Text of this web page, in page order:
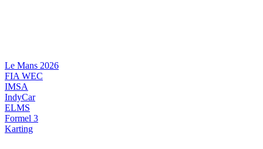
Le Mans 2026
FIA WEC
IMSA
IndyCar
ELMS
Formel 3
Karting